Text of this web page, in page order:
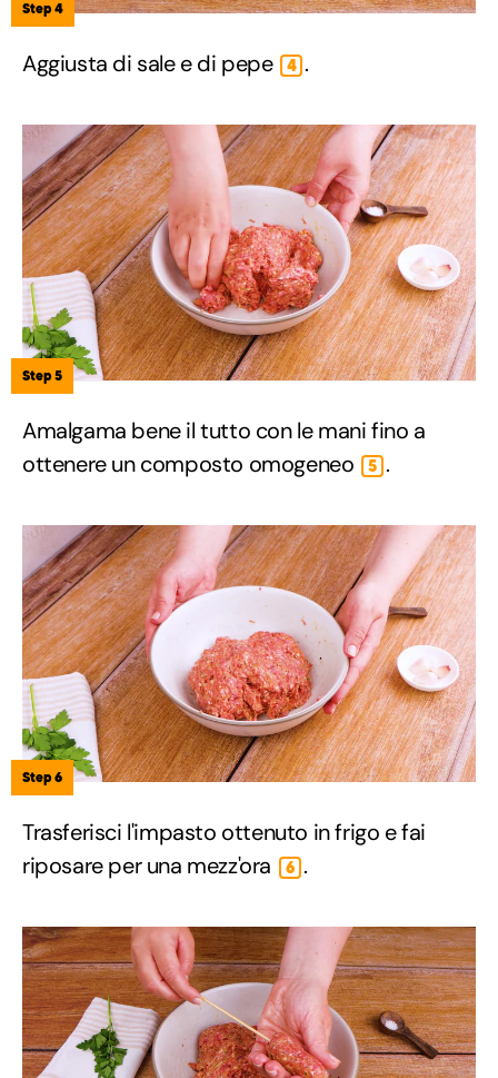
Step 4
Aggiusta di sale e di pepe 4 .
Step 5
Amalgama bene il tutto con le mani fino a
ottenere un composto omogeneo
5 .
Step 6
Trasferisci l'impasto ottenuto in frigo e fai
riposare per una mezz'ora
6 .